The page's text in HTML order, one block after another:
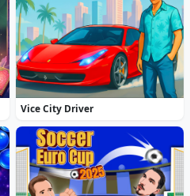
Vice City Driver